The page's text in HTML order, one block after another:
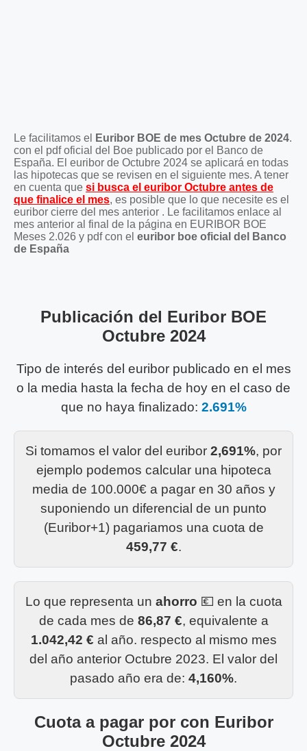
Le facilitamos el Euribor BOE de mes Octubre de 2024.
con el pdf oficial del Boe publicado por el Banco de
España. El euribor de Octubre 2024 se aplicará en todas
las hipotecas que se revisen en el siguiente mes. A tener
en cuenta que si busca el euribor Octubre antes de
que finalice el mes, es posible que lo que necesite es el
euribor cierre del mes anterior . Le facilitamos enlace al
mes anterior al final de la página en EURIBOR BOE
Meses 2.026 y pdf con el euribor boe oficial del Banco
de España
Publicación del Euribor BOE
Octubre 2024
Tipo de interés del euribor publicado en el mes
o la media hasta la fecha de hoy en el caso de
que no haya finalizado: 2.691%
Si tomamos el valor del euribor 2,691%, por
ejemplo podemos calcular una hipoteca
media de 100.000€ a pagar en 30 años y
suponiendo un diferencial de un punto
(Euribor+1) pagariamos una cuota de
459,77 €.
Lo que representa un ahorro 💶 en la cuota
de cada mes de 86,87 €, equivalente a
1.042,42 € al año. respecto al mismo mes
del año anterior Octubre 2023. El valor del
pasado año era de: 4,160%.
Cuota a pagar por con Euribor
Octubre 2024